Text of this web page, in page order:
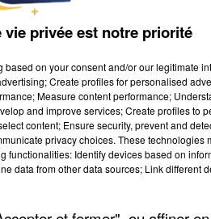
vie privée est notre priorité
on your consent and/or our legitimate
Create profiles for personalised
Measure content performance;
and improve services; Create profiles to
content; Ensure security, prevent and
privacy choices. These technologies
functionalities: Identify devices based on
data from other data sources; Link different